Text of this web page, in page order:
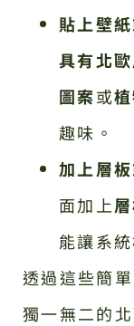
貼上壁
具有北
圖案或
趣味。
加上層
面加上
能讓系
透過這些簡
獨一無二的